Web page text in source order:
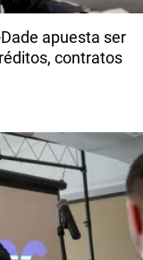
apuesta ser
contratos